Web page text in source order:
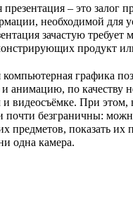
презентация – это залог
необходимой для
зачастую требует
продукт
графика
и анимацию, по качеству
видеосъёмке. При этом,
почти безграничны:
предметов, показать их
одна камера.